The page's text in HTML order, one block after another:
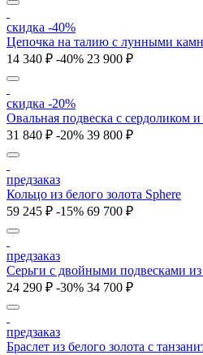
скидка -40%
Цепочка на талию с лунными
14 340 ₽ -40% 23 900 ₽
скидка -20%
Овальная подвеска с сердоликом
31 840 ₽ -20% 39 800 ₽
предзаказ
Кольцо из белого золота Sphere
59 245 ₽ -15% 69 700 ₽
предзаказ
Серьги с двойными подвесками из
24 290 ₽ -30% 34 700 ₽
предзаказ
Браслет из белого золота с